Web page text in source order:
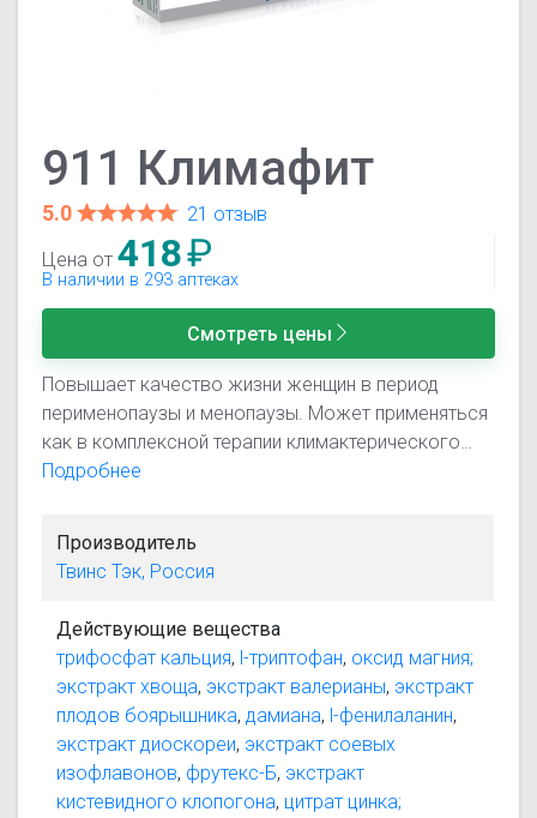
911 Климафит
5.0
21 отзыв
Цена от418₽
В наличии в 293 аптеках
Смотреть цены
Повышает качество жизни женщин в период
перименопаузы и менопаузы. Может применяться
как в комплексной терапии климактерического
синдрома, так и для его профилактики.
Подробнее
Производитель
Твинс Тэк, Россия
Действующие вещества
трифосфат кальция, l-триптофан, оксид магния;
экстракт хвоща, экстракт валерианы, экстракт
плодов боярышника,дамиана, l-фенилаланин,
экстракт диоскореи, экстракт соевых
изофлавонов, фрутекс-Б, экстракт
кистевидного клопогона, цитрат цинка;